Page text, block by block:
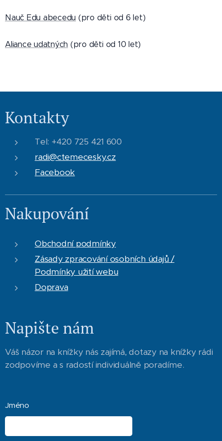
Nauč Edu abecedu (pro děti od 6 let)
Aliance udatných (pro děti od 10 let)
Kontakty
Tel: +420 725 421 600
radi@ctemecesky.cz
Facebook
Nakupování
Obchodní podmínky
Zásady zpracování osobních údajů /
Podmínky užití webu
Doprava
Napište nám
Váš názor na knížky nás zajímá, dotazy na knížky rádi
zodpovíme a s radostí individuálně poradíme.
Jméno